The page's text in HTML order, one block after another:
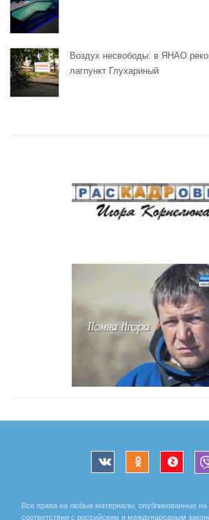
Воздух несвободы: в ЯНАО
лагпункт Глухариный
Все права на любые материалы, опубликованные
соответствии с российским и международным